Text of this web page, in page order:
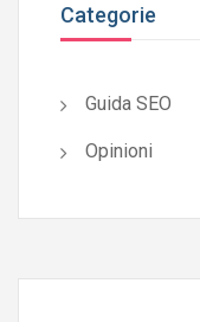
Categorie
Guida SEO
Opinioni